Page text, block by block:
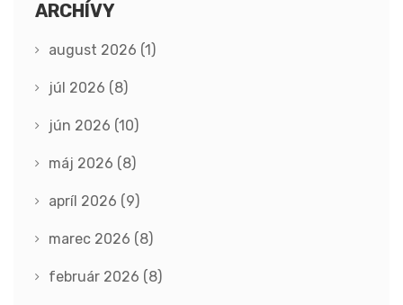
ARCHÍVY
august 2026 (1)
júl 2026 (8)
jún 2026 (10)
máj 2026 (8)
apríl 2026 (9)
marec 2026 (8)
február 2026 (8)